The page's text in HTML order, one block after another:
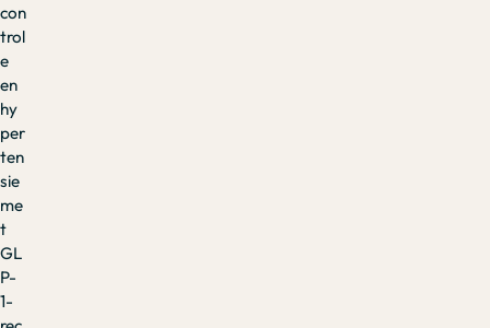
con
trol
e
en
hy
per
ten
sie
me
t
GL
P-
1-